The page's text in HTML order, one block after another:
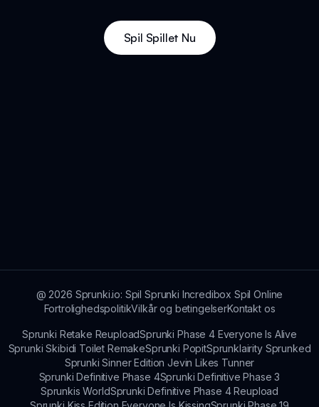
Spil Spillet Nu
@ 2026 Sprunki.io: Spil Sprunki Incredibox Spil Online
FortrolighedspolitikVilkår og betingelserKontakt os
Sprunki Retake ReuploadSprunki Phase 4 Everyone Is Alive
Sprunki Skibidi Toilet RemakeSprunki PopitSprunklairity Sprunked
Sprunki Sinner Edition Jevin Likes Tunner
Sprunki Definitive Phase 4Sprunki Definitive Phase 3
Sprunkis WorldSprunki Definitive Phase 4 Reupload